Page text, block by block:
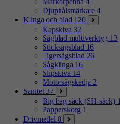
Markörpenna 4
Djuphålsmärkare 4
Klinga och blad 120
Kapskiva 32
Sågblad multiverktyg 13
Sticksågsblad 16
Tigersågsblad 26
Sågklinga 16
Slipskiva 14
Motorsågskedja 2
Sanitet 37
Big bag säck (SH-säck) 1
Papperskorg 1
Drivmedel 8